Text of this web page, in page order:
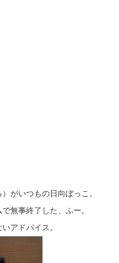
がいつもの日向ぼっこ。
無事終了した、ふー。
アドバイス。